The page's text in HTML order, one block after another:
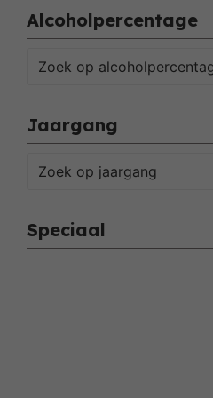
Alcoholpercentage
Zoek op
Jaargang
Zoek op jaargang
Speciaal